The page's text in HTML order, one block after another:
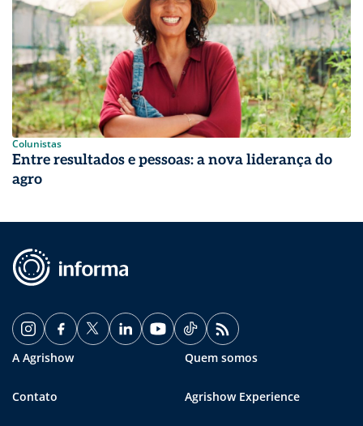
Colunistas
Entre resultados e pessoas: a nova liderança do
agro
A Agrishow Quem somos
Contato Agrishow Experience